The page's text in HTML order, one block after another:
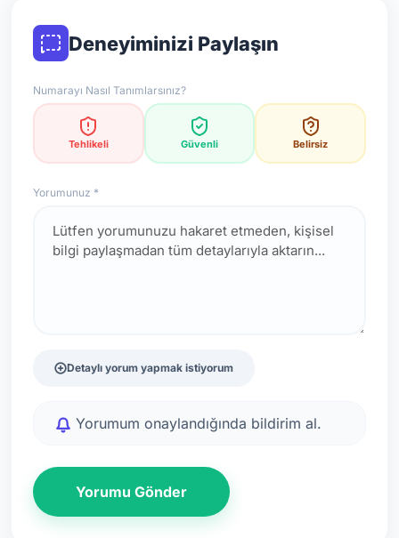
*Not: Değerlendirmeler onaylı kullanıcı yorumlarına göre
Deneyiminizi Paylaşın
Numarayı Nasıl Tanımlarsınız?
Tehlikeli Güvenli Belirsiz
Yorumunuz *
Detaylı yorum yapmak istiyorum
Yorumum onaylandığında bildirim al.
Yorumu Gönder